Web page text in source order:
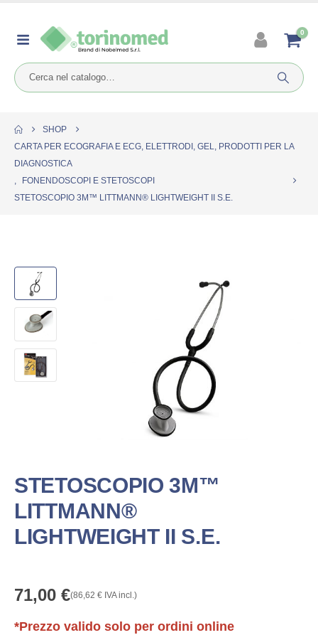
0
SHOP
CARTA PER ECOGRAFIA E ECG, ELETTRODI, GEL, PRODOTTI PER LA
DIAGNOSTICA
,
FONENDOSCOPI E STETOSCOPI
STETOSCOPIO 3M™ LITTMANN® LIGHTWEIGHT II S.E.
STETOSCOPIO 3M™
LITTMANN®
LIGHTWEIGHT II S.E.
71,00 €(86,62 € IVA incl.)
*Prezzo valido solo per ordini online